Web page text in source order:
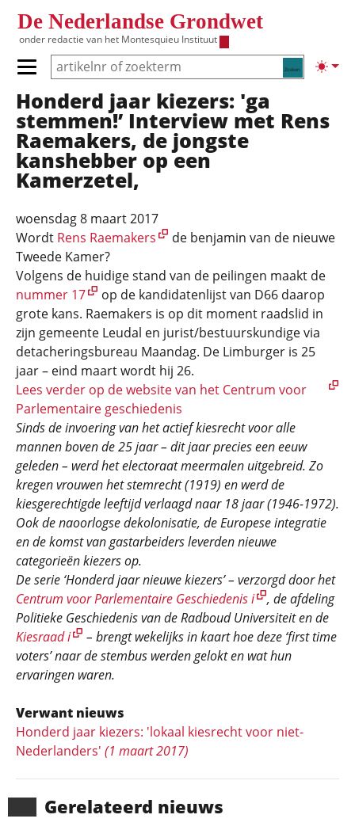
De Nederlandse Grondwet
onder redactie van het Montesquieu Instituut
Zoeken
Primair menu tonen/verbergen
Hoofdnavigatie
Gerela­teerd nieuws
Honderd jaar kiezers: 'ga
stemmen!’ Interview met Rens
Raemakers, de jongste
kanshebber op een
Kamerzetel,
woensdag 8 maart 2017
Wordt Rens Raemakers
de benjamin van de nieuwe
Tweede Kamer?
Volgens de huidige stand van de peilingen maakt de
nummer 17
op de kandidatenlijst van D66 daarop
grote kans. Raemakers is op dit moment raadslid in
zijn gemeente Leudal en jurist/bestuurskundige via
detacheringsbureau Maandag. De Limburger is 25
jaar – eind maart wordt hij 26.
Lees verder op de website van het Centrum voor
Parlementaire geschiedenis
Sinds de invoering van het actief kiesrecht voor alle
mannen boven de 25 jaar – dit jaar precies een eeuw
geleden – werd het electoraat meermalen uitgebreid. Zo
kregen vrouwen het stemrecht (1919) en werd de
kiesgerechtigde leeftijd verlaagd naar 18 jaar (1946-1972).
Ook de naoorlogse dekolonisatie, de Europese integratie
en de komst van gastarbeiders leverden nieuwe
categorieën kiezers op.
De serie ‘Honderd jaar nieuwe kiezers’ – verzorgd door het
Centrum voor Parlementaire Geschiedenis i
, de afdeling
Politieke Geschiedenis van de Radboud Universiteit en de
Kiesraad i
– brengt wekelijks in kaart hoe deze ‘first time
voters’ naar de stembus werden gelokt en wat hun
ervaringen waren.
Verwant nieuws
Honderd jaar kiezers: 'lokaal kiesrecht voor niet-
Nederlanders' (1 maart 2017)